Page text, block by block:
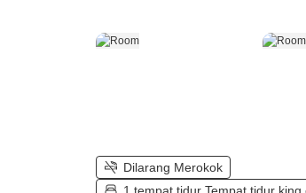
Dilarang Merokok